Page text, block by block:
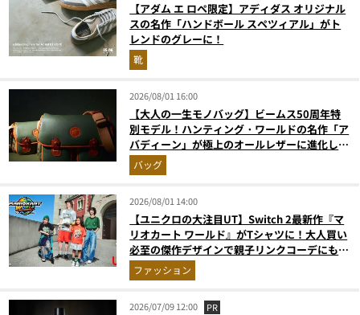
【アダム エ ロペ限定】アディダス オリジナル
スの名作「ハンドボール スペツィアル」がト
レンドのグレーに！
靴
2026/08/01 16:00
【大人の一生モノバッグ】ビームス50周年特
別モデル！ハンティング・ワールドの名作「ア
バディーン」が極上のオールレザーに進化して
登場
バッグ
2026/08/01 14:00
【ユニクロの大注目UT】Switch 2最新作『マ
リオカート ワールド』がTシャツに！大人買い
必至の傑作デザインで親子リンクコーデにも最
適ファッション
2026/07/09 12:00 PR